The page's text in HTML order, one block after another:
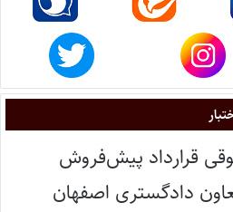
قرارداد پیش‌فروش
دادگستری اصفهان